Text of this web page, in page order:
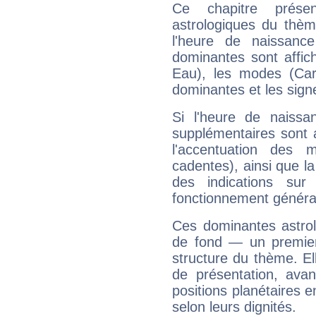
Ce chapitre
astrologiques du
l'heure de
dominantes sont
Eau), les modes
dominantes et les
Si l'heure de
supplémentaires sont
l'accentuation des
cadentes), ainsi que
des indications sur
fonctionnement
Ces dominantes
de fond — un
structure du thème.
de présentation,
positions planétaires
selon leurs dignités.